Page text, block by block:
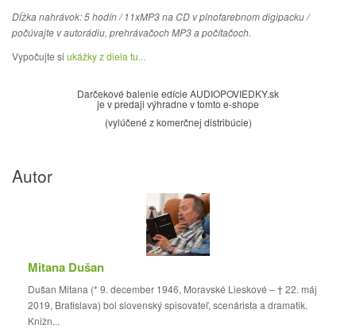
Dĺžka nahrávok: 5 hodín / 11xMP3 na CD v plnofarebnom digipacku /
počúvajte v autorádiu, prehrávačoch MP3 a počítačoch.
Vypočujte si ukážky z diela tu...
Darčekové balenie edície AUDIOPOVIEDKY.sk
je v predaji výhradne v tomto e-shope
(vylúčené z komerčnej distribúcie)
Autor
Mitana Dušan
Dušan Mitana (* 9. december 1946, Moravské Lieskové – † 22. máj
2019, Bratislava) bol slovenský spisovateľ, scenárista a dramatik.
Knižn...